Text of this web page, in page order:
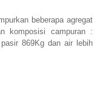
beberapa agregat
komposisi campuran :
869Kg dan air lebih